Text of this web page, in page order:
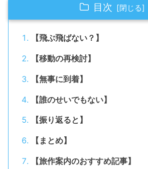
目次
【飛ぶ飛ばない？】
【移動の再検討】
【無事に到着】
【誰のせいでもない】
【振り返ると】
【まとめ】
【旅作案内のおすすめ記事】